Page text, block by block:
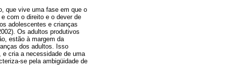
que vive uma fase em que o
com o direito e o dever de
adolescentes e crianças
Os adultos produtivos
estão à margem da
dos adultos. Isso
cria a necessidade de uma
se pela ambigüidade de